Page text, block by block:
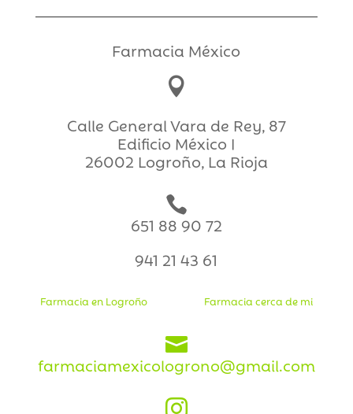
Farmacia México

Calle General Vara de Rey, 87
Edificio México I
26002 Logroño, La Rioja

651 88 90 72
941 21 43 61
Farmacia en Logroño Farmacia cerca de mi

farmaciamexicologrono@gmail.com
